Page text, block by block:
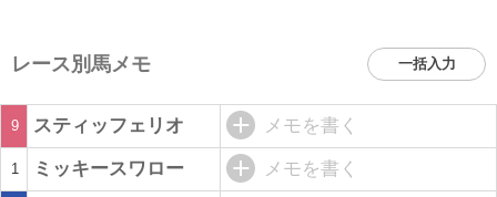
レース別馬メモ 一括入力
9 スティッフェリオ メモを書く
1 ミッキースワロー メモを書く